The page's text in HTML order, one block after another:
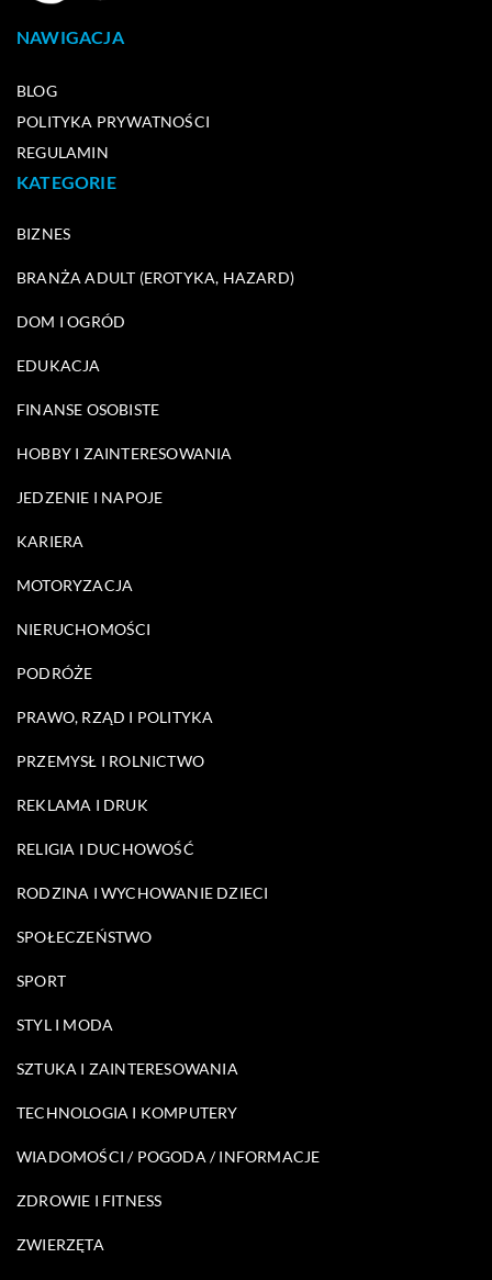
NAWIGACJA
BLOG
POLITYKA PRYWATNOŚCI
REGULAMIN
KATEGORIE
BIZNES
BRANŻA ADULT (EROTYKA, HAZARD)
DOM I OGRÓD
EDUKACJA
FINANSE OSOBISTE
HOBBY I ZAINTERESOWANIA
JEDZENIE I NAPOJE
KARIERA
MOTORYZACJA
NIERUCHOMOŚCI
PODRÓŻE
PRAWO, RZĄD I POLITYKA
PRZEMYSŁ I ROLNICTWO
REKLAMA I DRUK
RELIGIA I DUCHOWOŚĆ
RODZINA I WYCHOWANIE DZIECI
SPOŁECZEŃSTWO
SPORT
STYL I MODA
SZTUKA I ZAINTERESOWANIA
TECHNOLOGIA I KOMPUTERY
WIADOMOŚCI / POGODA / INFORMACJE
ZDROWIE I FITNESS
ZWIERZĘTA